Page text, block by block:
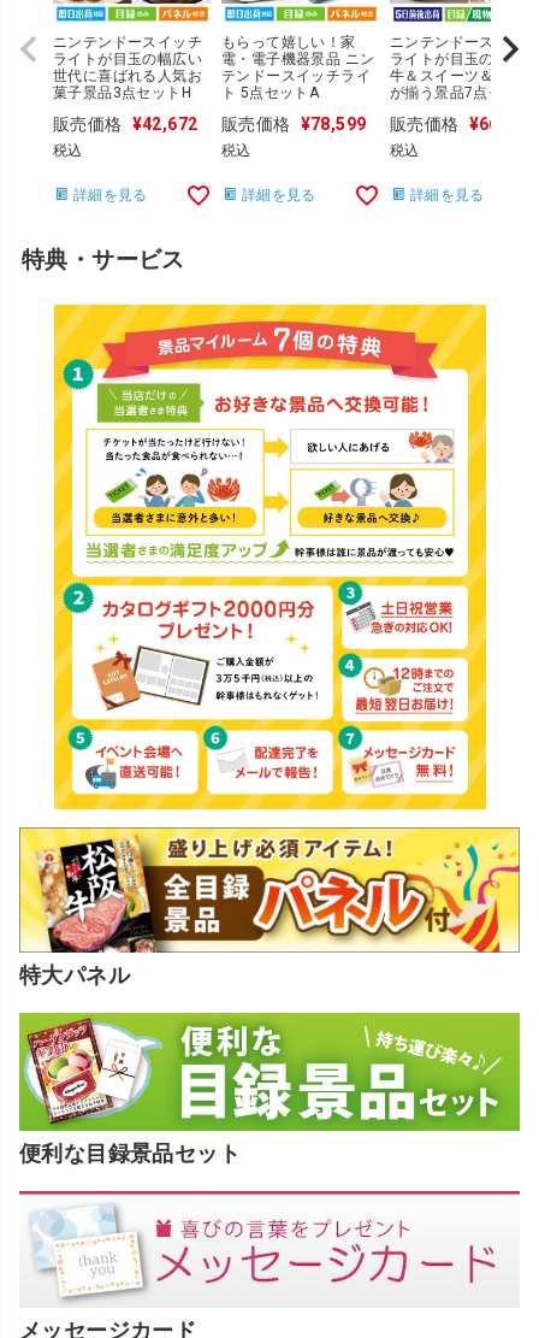
ニンテンドースイッチ
ライトが目玉の幅広い
世代に喜ばれる人気お
菓子景品3点セットH
販売価格 ¥42,672
税込
詳細を見る
もらって嬉しい！家
電・電子機器景品 ニン
テンドースイッチライ
ト 5点セットA
販売価格 ¥78,599
税込
詳細を見る
ニンテンドースイッチ
ライトが目玉の黒毛和
牛＆スイーツ＆実用品
が揃う景品7点セット
販売価格 ¥66,470
税込
詳細を見る
特典・サービス
特大パネル
便利な目録景品セット
メッセージカード